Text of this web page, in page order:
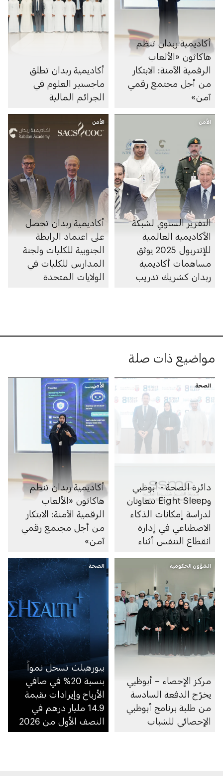
أكاديمية ربدان تنظم
هاكاثون «الألعاب
الرقمية الآمنة: الابتكار
من أجل مجتمع رقمي
آمن»
أكاديمية ربدان تطلق
ماجستير العلوم في
الجرائم المالية
الأمن
التقرير السنوي لشبكة
الأكاديمية العالمية
للإنتربول 2025 يوثق
مساهمات أكاديمية
ربدان كشريك تدريب
الأمن
أكاديمية ربدان تحصل
على اعتماد الرابطة
الجنوبية للكليات ولجنة
المدارس للكليات في
الولايات المتحدة
مواضيع ذات صلة
الصحة
دائرة الصحة - أبوظبي
وEight Sleep تتعاونان
لدراسة إمكانات الذكاء
الاصطناعي في إدارة
انقطاع التنفس أثناء
الأمن
أكاديمية ربدان تنظم
هاكاثون «الألعاب
الرقمية الآمنة: الابتكار
من أجل مجتمع رقمي
آمن»
الشؤون الحكومية
مركز الإحصاء – أبوظبي
يخرّج الدفعة السادسة
من طلبة برنامج أبوظبي
الإحصائي للشباب
الصحة
بيورهيلث تسجل نمواً
بنسبة 20% في صافي
الأرباح وإيرادات بقيمة
14.9 مليار درهم في
النصف الأول من 2026